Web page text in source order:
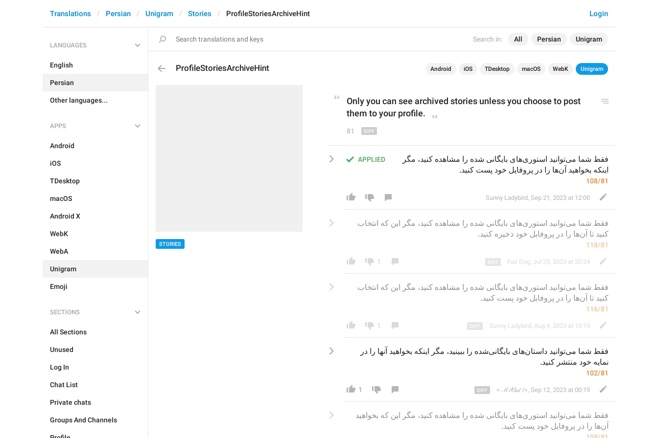
Search in: All Persian Unigram
Login
Translations Persian Unigram Stories ProfileStoriesArchiveHint
LANGUAGES
English
Persian
Other languages...
APPS
Android
iOS
TDesktop
macOS
Android X
WebK
WebA
Unigram
Emoji
SECTIONS
All Sections
Unused
Log In
Chat List
Private chats
Groups And Channels
ProfileStoriesArchiveHint Android iOS TDesktop macOS WebK Unigram
STORIES
Only you can see archived stories unless you choose to post
them to your profile.
81
APPLIED
اینکه بخواهید آن‌ها را در پروفایل خود پست کنید.
108/81
Sunny Ladybird, Sep 21, 2023 at 12:00
فقط شما می‌توانید استوری‌های بایگانی شده را مشاهده کنید، مگر این
کنید تا آن‌ها را در پروفایل خود ذخیره کنید.
118/81
1 Fair Dog, Jul 20, 2023 at 20:24
فقط شما می‌توانید استوری‌های بایگانی شده را مشاهده کنید، مگر این
کنید تا آن‌ها را در پروفایل خود پست کنید.
116/81
1 Sunny Ladybird , Aug 4, 2023 at 10:19
فقط شما می‌توانید داستان‌های بایگانی‌شده را ببینید، مگر اینکه بخواهید آنها را
نمایه خود منتشر کنید.
102/81
1 < ℳ𝒾ℓā𝒹 />, Sep 12, 2023 at 00:19
فقط شما می‌توانید استوری‌های بایگانی شده را مشاهده کنید، مگر این
آن‌ها را در پروفایل خود پست کنید.